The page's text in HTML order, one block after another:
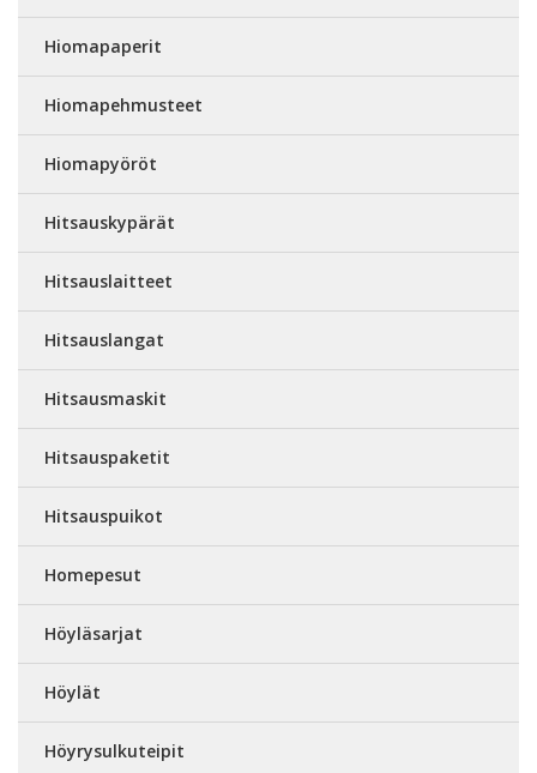
Hiomapaperit
Hiomapehmusteet
Hiomapyöröt
Hitsauskypärät
Hitsauslaitteet
Hitsauslangat
Hitsausmaskit
Hitsauspaketit
Hitsauspuikot
Homepesut
Höyläsarjat
Höylät
Höyrysulkuteipit